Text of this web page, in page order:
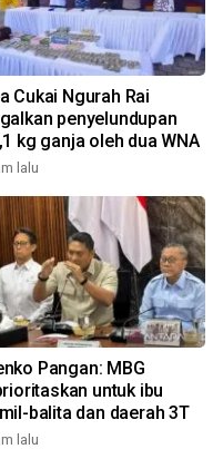
Cukai Ngurah Rai
penyelundupan
kg ganja oleh dua WNA
lalu
Pangan: MBG
untuk ibu
balita dan daerah 3T
lalu